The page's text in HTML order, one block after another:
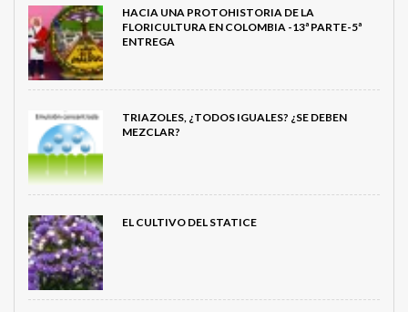
HACIA UNA PROTOHISTORIA DE LA
FLORICULTURA EN COLOMBIA -13ª PARTE-5ª
ENTREGA
TRIAZOLES, ¿TODOS IGUALES? ¿SE DEBEN
MEZCLAR?
EL CULTIVO DEL STATICE